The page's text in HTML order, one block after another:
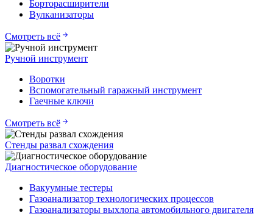
Борторасширители
Вулканизаторы
Смотреть всё
Ручной инструмент
Воротки
Вспомогательный гаражный инструмент
Гаечные ключи
Смотреть всё
Стенды развал схождения
Диагностическое оборудование
Вакуумные тестеры
Газоанализатор технологических процессов
Газоанализаторы выхлопа автомобильного двигателя